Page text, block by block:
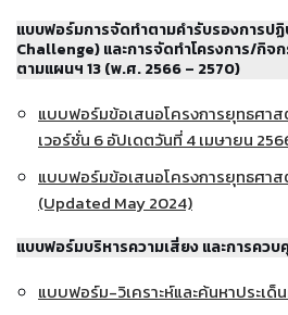
แบบฟอร์มการจัดทําตามคำรับรองการป
Challenge) และการจัดทำโครงการ/กิจ
ตามแผนฯ 13 (พ.ศ. 2566 – 2570)
แบบฟอร์มข้อเสนอโครงการยุทธศาส
เวอร์ชั่น 6 อัปเดตวันที่ 4 เมษายน
แบบฟอร์มข้อเสนอโครงการยุทธศาส
(Updated May 2024)
แบบฟอร์มบริหารความเสี่ยง และการควบ
แบบฟอร์ม-วิเคราะห์และค้นหาประเด็